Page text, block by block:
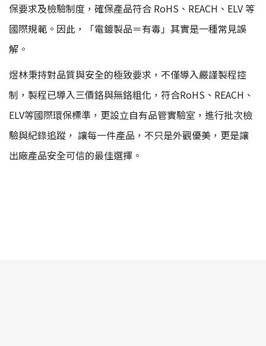
保要求及檢驗制度，確保產品符合 RoHS、REACH、ELV 等
國際規範。因此，「電鍍製品＝有毒」其實是一種常見誤
解。
煜林秉持對品質與安全的極致要求，不僅導入嚴謹製程控
制，製程已導入三價鉻與無鉻粗化，符合RoHS、REACH、
ELV等國際環保標準，更設立自有品管實驗室，進行批次檢
驗與紀錄追蹤， 讓每一件產品，不只是外觀優美，更是讓
出廠產品安全可信的最佳選擇。